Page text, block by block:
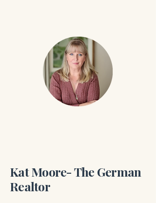
Kat Moore- The German
Realtor